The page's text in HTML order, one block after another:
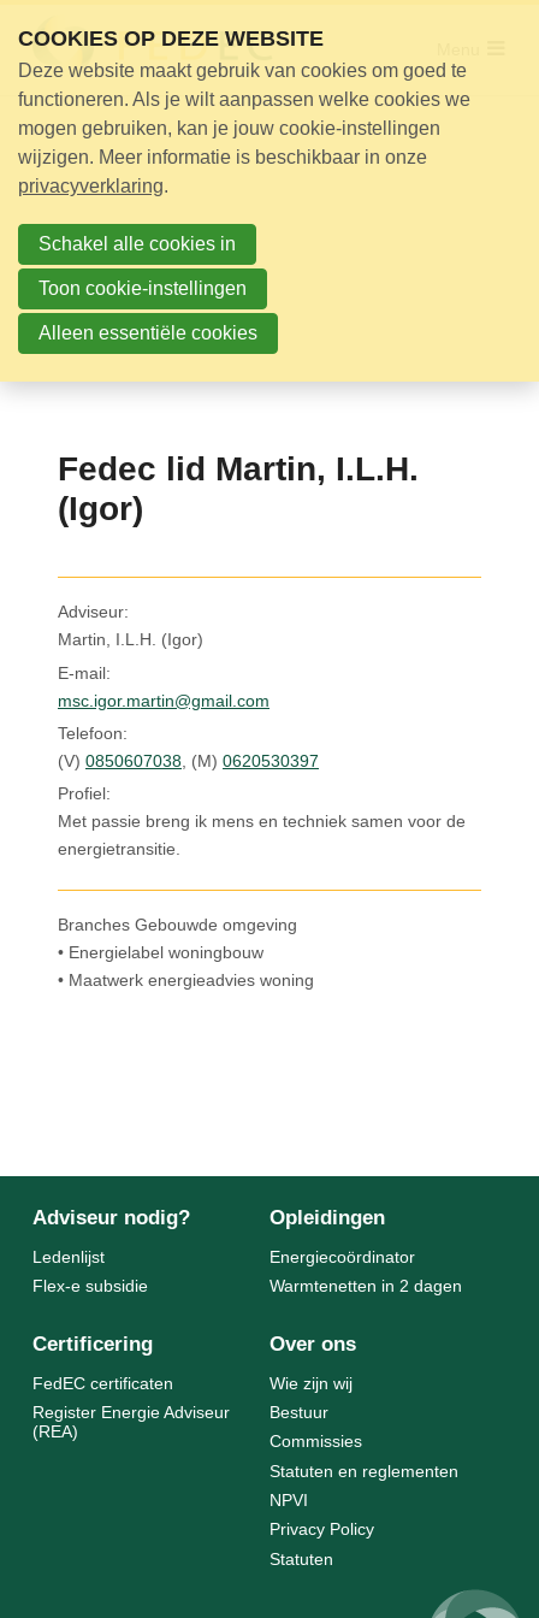
links
over
Jump
to
navigation
to
main
Fedec lid Martin, I.L.H.
(Igor)
Adviseur:
Martin, I.L.H. (Igor)
E-mail:
msc.igor.martin@gmail.com
Telefoon:
(V) 0850607038 (M) 0620530397
Profiel:
Met passie breng ik mens en techniek samen voor de
energietransitie.
Branches Gebouwde omgeving
• Energielabel woningbouw
• Maatwerk energieadvies woning
Adviseur nodig?
Ledenlijst
Flex-e subsidie
Opleidingen
Energiecoördinator
Warmtenetten in 2 dagen
Certificering
FedEC certificaten
Register Energie Adviseur
(REA)
Over ons
Wie zijn wij
Bestuur
Commissies
Statuten en reglementen
NPVI
Privacy Policy
Statuten
Adviseur nodig?
Opleidingen
Bijeenkomsten
Over ons
Nieuwsbrief
Nieuws
Zoek
COOKIES OP DEZE WEBSITE
Deze website maakt gebruik van cookies om goed te
functioneren. Als je wilt aanpassen welke cookies we
mogen gebruiken, kan je jouw cookie-instellingen
wijzigen. Meer informatie is beschikbaar in onze
privacyverklaring.
Schakel alle cookies in
Toon cookie-instellingen
Alleen essentiële cookies